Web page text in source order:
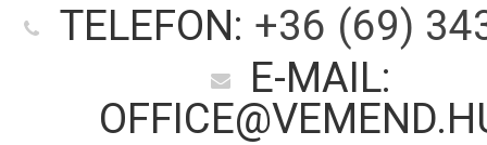
TELEFON: +36 (69)
E-MAIL: